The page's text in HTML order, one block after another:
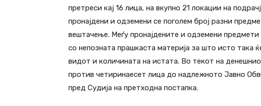
претреси кај 16 лица, на вкупно 21 локации на
пронајдени и одземени се поголем број разни
вештачење. Меѓу пронајдените и одземени
со непозната прашкаста материја за што исто така
видот и количината на истата. Во текот на
против четиринаесет лица до надлежното Јавно
пред Судија на претходна постапка.